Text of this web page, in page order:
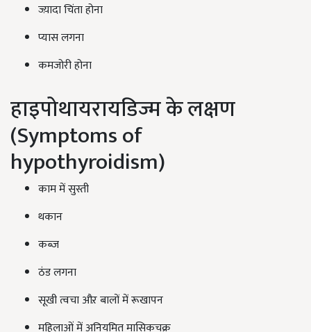
ज्य़ादा चिंता होना
प्यास लगना
कमजोरी होना
हाइपोथायरायडिज्म के लक्षण
(Symptoms of
hypothyroidism)
काम में सुस्ती
थकान
कब्ज
ठंड लगना
सूखी त्वचा औऱ बालों में रूखापन